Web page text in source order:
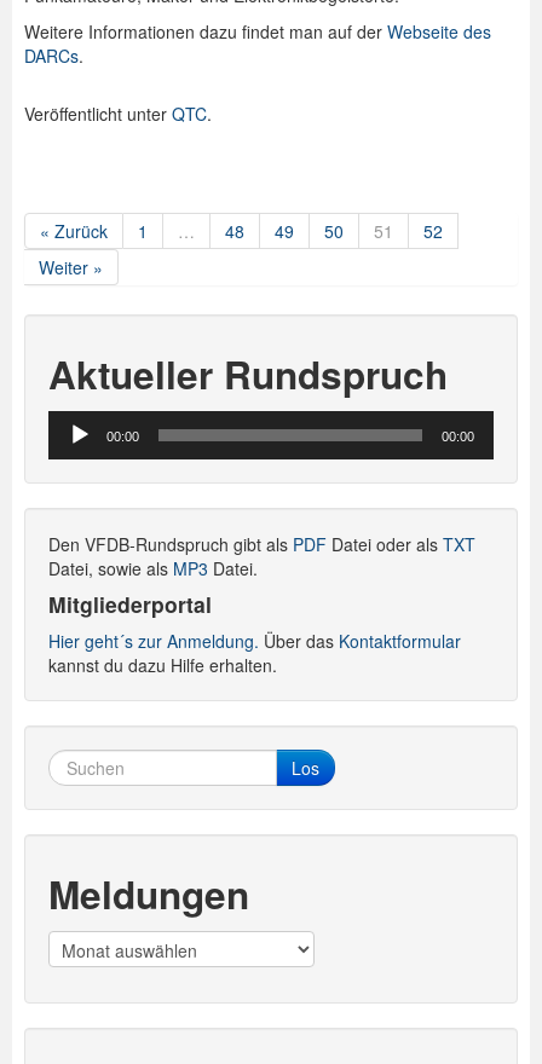
Weitere Informationen dazu findet man auf der Webseite des
DARCs.
Veröffentlicht unter QTC.
« Zurück 1 … 48 49 50 51
52
Weiter »
Aktueller Rundspruch
Audio-
Player
00:00 00:00
Den VFDB-Rundspruch gibt als PDF Datei oder als TXT
Datei, sowie als MP3 Datei.
Mitgliederportal
Hier geht´s zur Anmeldung. Über das Kontaktformular
kannst du dazu Hilfe erhalten.
Los
Meldungen
Meldungen